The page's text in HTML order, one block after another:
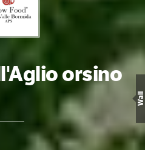
orsino
Wall